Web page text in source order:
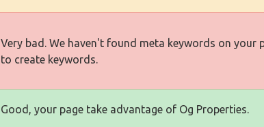
Very bad. We haven't found meta keywords on your
to create keywords.
Good, your page take advantage of Og Properties.